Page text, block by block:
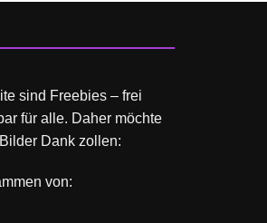
sind Freebies – frei
für alle. Daher möchte
Dank zollen:
von: